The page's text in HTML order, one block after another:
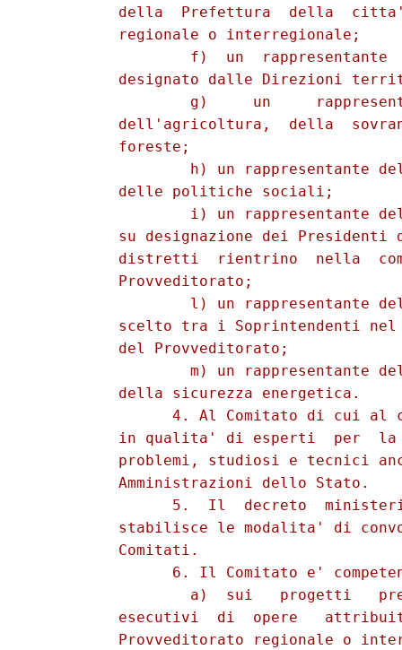
della  Prefettura  della
          regionale o interregionale;
f)  un  rappresentante
designato dalle Direzioni
g)     un
dell'agricoltura,  della
          foreste;
h) un rappresentante
          delle politiche sociali;
i) un rappresentante
su designazione dei Presidenti
distretti  rientrino  nella
          Provveditorato;
l) un rappresentante
scelto tra i Soprintendenti
          del Provveditorato;
m) un rappresentante
          della sicurezza energetica.
4. Al Comitato di cui al
in qualita' di esperti  per
problemi, studiosi e tecnici
          Amministrazioni dello Stato.
5.  Il  decreto
stabilisce le modalita' di
          Comitati.
6. Il Comitato e'
a)  sui   progetti
esecutivi  di  opere
Provveditorato regionale o